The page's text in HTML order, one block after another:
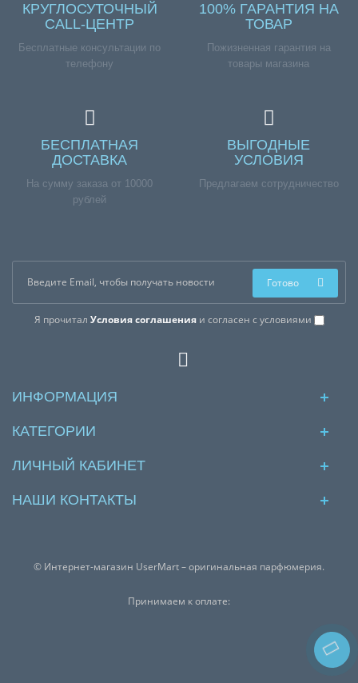
КРУГЛОСУТОЧНЫЙ
CALL-ЦЕНТР
Бесплатные консультации по
телефону
100% ГАРАНТИЯ НА
ТОВАР
Пожизненная гарантия на
товары магазина
БЕСПЛАТНАЯ
ДОСТАВКА
На сумму заказа от 10000
рублей
ВЫГОДНЫЕ
УСЛОВИЯ
Предлагаем сотрудничество
Я прочитал Условия соглашенияи согласен с условиями
Готово
ИНФОРМАЦИЯ
КАТЕГОРИИ
ЛИЧНЫЙ КАБИНЕТ
НАШИ КОНТАКТЫ
© Интернет-магазин UserMart – оригинальная парфюмерия.
Принимаем к оплате: